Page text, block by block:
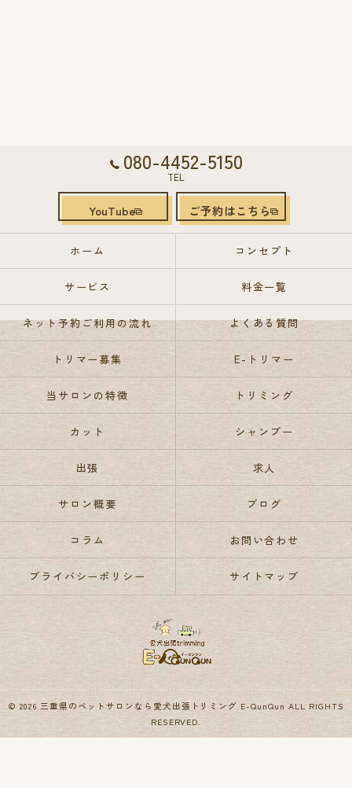
080-4452-5150
TEL
YouTube ご予約はこちら
ホーム コンセプト
サービス 料金一覧
ネット予約ご利用の流れ よくある質問
トリマー募集 E-トリマー
当サロンの特徴 トリミング
カット シャンプー
出張 求人
サロン概要 ブログ
コラム お問い合わせ
プライバシーポリシー サイトマップ
© 2026 三重県のペットサロンなら愛犬出張トリミング E-QunQun ALL RIGHTS
RESERVED.